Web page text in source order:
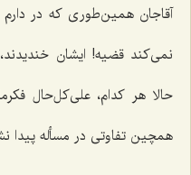
آقاجان همین‌طوری كه در
نمی‌كند قضیه! ایشان
حالا هر كدام، علی‌كل‌حال
همچین تفاوتی در مسأله پیدا